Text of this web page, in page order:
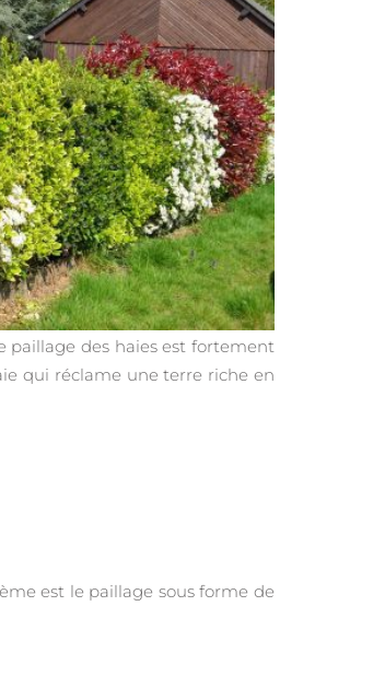
paillage des haies est fortement
qui réclame une terre riche en
est le paillage sous forme de